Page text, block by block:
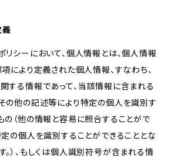
義
リシーにおいて、個人情報とは、個人情報
により定義された個人情報、すなわち、
する情報であって、当該情報に含まれる
の他の記述等により特定の個人を識別す
の（他の情報と容易に照合することがで
定の個人を識別することができることとな
。）、もしくは個人識別符号が含まれる情